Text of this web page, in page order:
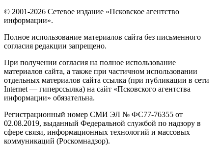
© 2001-2026 Сетевое издание «Псковское агентство
информации».
Полное использование материалов сайта без письменного
согласия редакции запрещено.
При получении согласия на полное использование
материалов сайта, а также при частичном использовании
отдельных материалов сайта ссылка (при публикации в сети
Internet — гиперссылка) на сайт «Псковского агентства
информации» обязательна.
Регистрационный номер СМИ ЭЛ № ФС77-76355 от
02.08.2019, выданный Федеральной службой по надзору в
сфере связи, информационных технологий и массовых
коммуникаций (Роскомнадзор).